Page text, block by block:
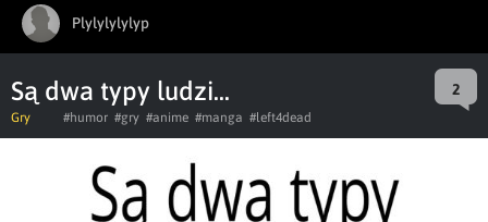
Plylylylylyp
Są dwa typy ludzi... 2
Gry #humor #gry #anime #manga #left4dead